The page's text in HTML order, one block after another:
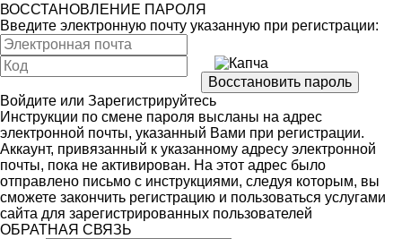
ВОССТАНОВЛЕНИЕ ПАРОЛЯ
Введите электронную почту указанную при регистрации:
Войдите или Зарегистрируйтесь
Инструкции по смене пароля высланы на адрес
электронной почты, указанный Вами при регистрации.
Аккаунт, привязанный к указанному адресу электронной
почты, пока не активирован. На этот адрес было
отправлено письмо с инструкциями, следуя которым, вы
сможете закончить регистрацию и пользоваться услугами
сайта для зарегистрированных пользователей
ОБРАТНАЯ СВЯЗЬ